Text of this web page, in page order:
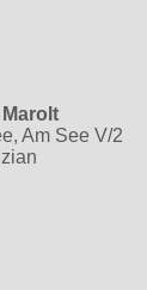
Am See V/2